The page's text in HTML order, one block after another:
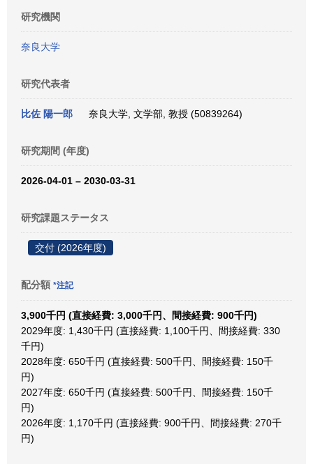
研究機関
奈良大学
研究代表者
比佐 陽一郎 奈良大学, 文学部, 教授 (50839264)
研究期間 (年度)
2026-04-01 – 2030-03-31
研究課題ステータス
交付 (2026年度)
配分額 *注記
3,900千円 (直接経費: 3,000千円、間接経費: 900千円)
2029年度: 1,430千円 (直接経費: 1,100千円、間接経費: 330
千円)
2028年度: 650千円 (直接経費: 500千円、間接経費: 150千
円)
2027年度: 650千円 (直接経費: 500千円、間接経費: 150千
円)
2026年度: 1,170千円 (直接経費: 900千円、間接経費: 270千
円)